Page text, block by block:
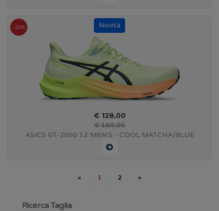
-20%
€ 128,00
€ 160,00
ASICS GT-2000 12 MEN'S - COOL MATCHA/BLUE
EXPANSE - 1011B691-302
« 1 2 »
Ricerca Taglia